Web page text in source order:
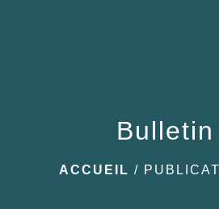
ACCUEIL /